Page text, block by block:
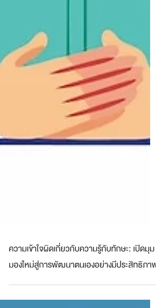
ความเข้าใจผิดเกี่ยวกับความรู้กับทักษะ: เปิดมุม